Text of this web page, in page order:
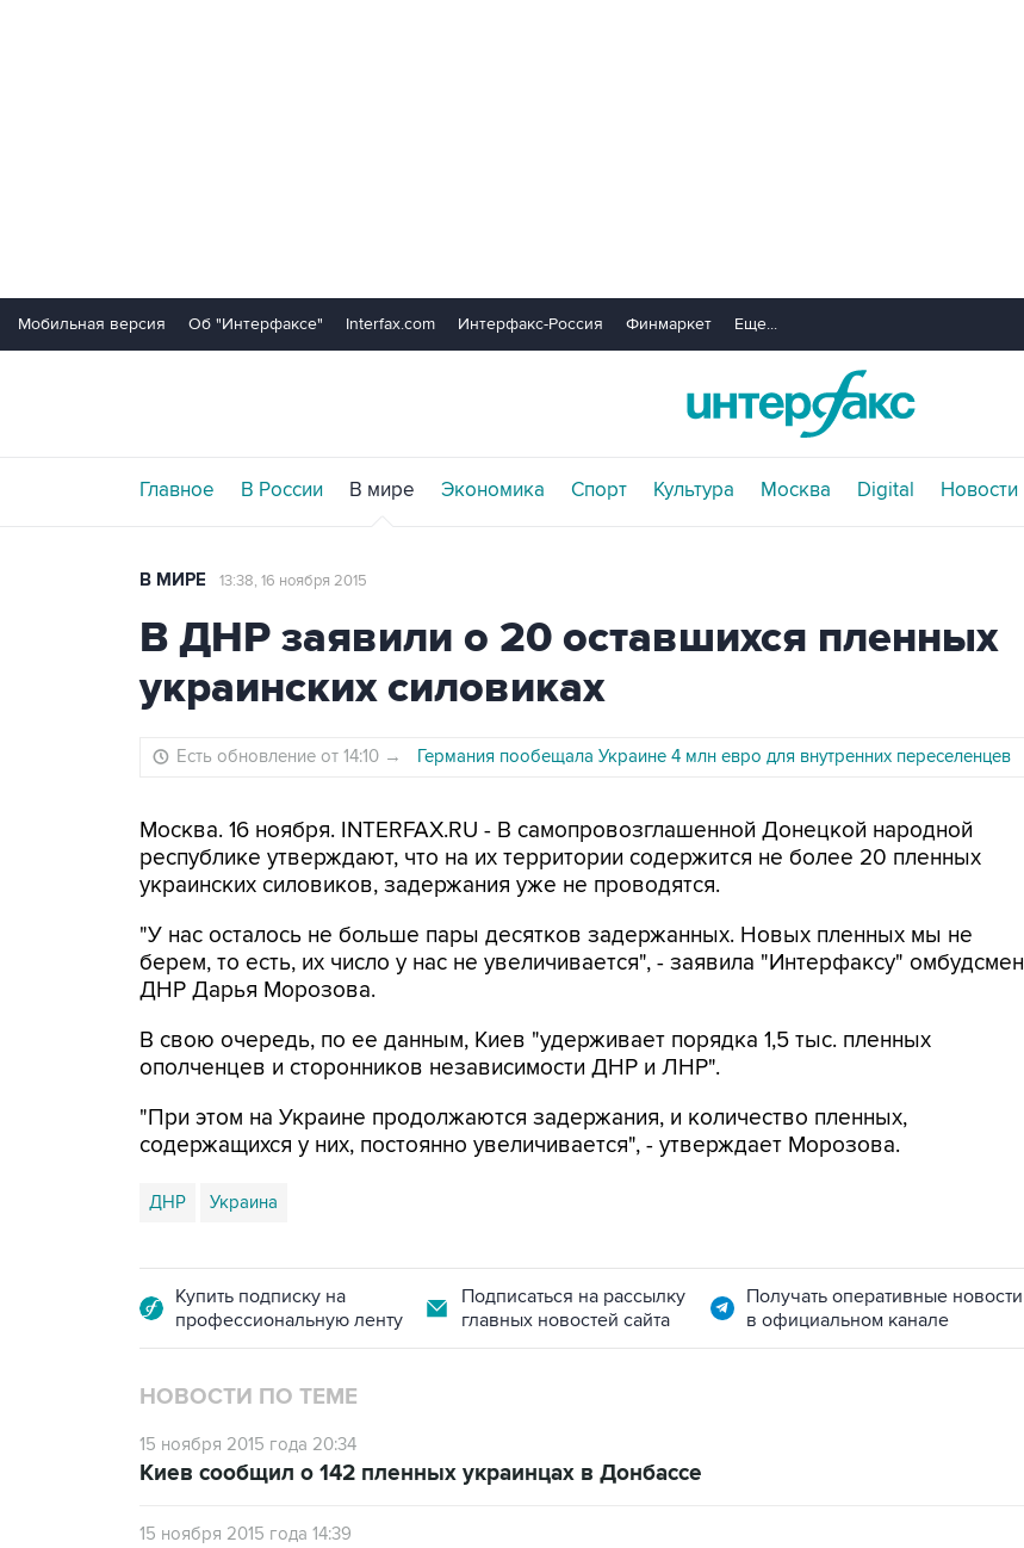
Мобильная версия Об "Интерфаксе" Interfax.com Интерфакс-Россия Финмаркет Еще...
Главное В России В мире Экономика Спорт Культура Москва Digital Новости
В МИРЕ 13:38, 16 ноября 2015
В ДНР заявили о 20 оставшихся пленных
украинских силовиках
Есть обновление от 14:10 → Германия пообещала Украине 4 млн евро для внутренних переселенцев
Москва. 16 ноября. INTERFAX.RU - В самопровозглашенной Донецкой народной
республике утверждают, что на их территории содержится не более 20 пленных
украинских силовиков, задержания уже не проводятся.
"У нас осталось не больше пары десятков задержанных. Новых пленных мы не
берем, то есть, их число у нас не увеличивается", - заявила "Интерфаксу" омбудсмен
ДНР Дарья Морозова.
В свою очередь, по ее данным, Киев "удерживает порядка 1,5 тыс. пленных
ополченцев и сторонников независимости ДНР и ЛНР".
"При этом на Украине продолжаются задержания, и количество пленных,
содержащихся у них, постоянно увеличивается", - утверждает Морозова.
ДНР Украина
Купить подписку на
профессиональную ленту
Подписаться на рассылку
главных новостей сайта
Получать оперативные новости
в официальном канале
НОВОСТИ ПО ТЕМЕ
15 ноября 2015 года 20:34
Киев сообщил о 142 пленных украинцах в Донбассе
15 ноября 2015 года 14:39